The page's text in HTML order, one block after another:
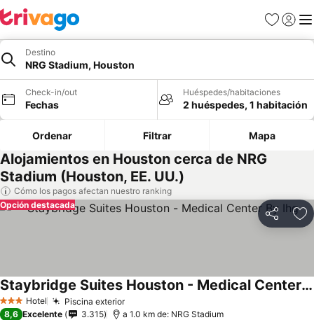
Favoritos
Iniciar
Destino
NRG Stadium, Houston
Check-in/out
Fechas
Huéspedes/habitaciones
2 huéspedes, 1 habitación
Ordenar Filtrar Mapa
Alojamientos en Houston cerca de NRG
Stadium (Houston, EE. UU.)
Cómo los pagos afectan nuestro ranking
Compartir
Opción destacada
3 Estrellas
Hotel Piscina exteriorVer precios
Staybridge Suites Houston - Medical Center By Ihg
Ver precios
8,6 Excelente 3.315 a 1.0 km de: NRG Stadium